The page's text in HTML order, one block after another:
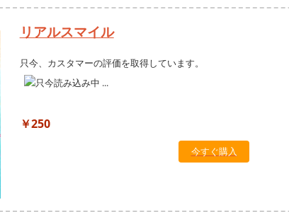
リアルスマイル
只今、カスタマーの評価を取得しています。
￥250
今すぐ購入